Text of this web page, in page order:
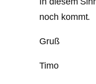
noch kommt.
Gruß
Timo